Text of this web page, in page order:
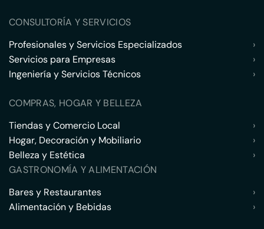
CONSULTORÍA Y SERVICIOS
Profesionales y Servicios Especializados
›
Servicios para Empresas
›
Ingeniería y Servicios Técnicos
›
COMPRAS, HOGAR Y BELLEZA
Tiendas y Comercio Local
›
Hogar, Decoración y Mobiliario
›
Belleza y Estética
›
GASTRONOMÍA Y ALIMENTACIÓN
Bares y Restaurantes
›
Alimentación y Bebidas
›